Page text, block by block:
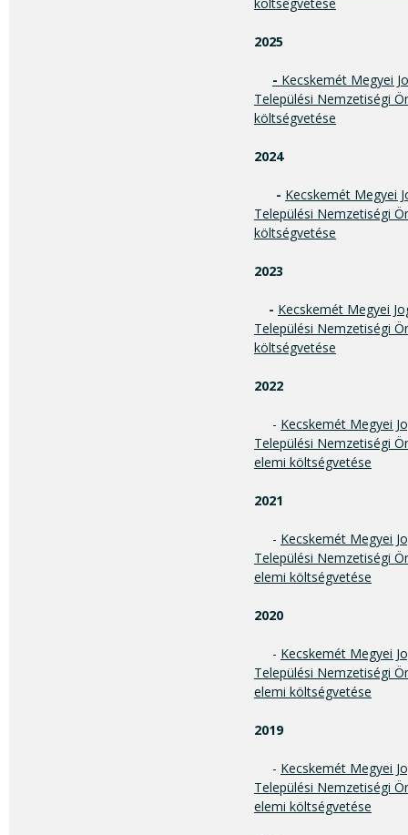
2025
- Kecskemét Megyei
Települési Nemzetiségi
költségvetése
2024
- Kecskemét Megyei
Települési Nemzetiségi
költségvetése
2023
- Kecskemét Megyei
Települési Nemzetiségi
költségvetése
2022
- Kecskemét Megyei
Települési Nemzetiségi
elemi költségvetése
2021
- Kecskemét Megyei
Települési Nemzetiségi
elemi költségvetése
2020
- Kecskemét Megyei
Települési Nemzetiségi
elemi költségvetése
2019
- Kecskemét Megyei
Települési Nemzetiségi
elemi költségvetése